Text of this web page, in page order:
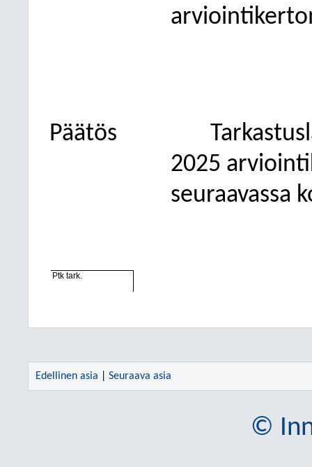
Päätös
2025
seuraavassa
Ptk tark.
Edellinen asia Seuraava asia
©